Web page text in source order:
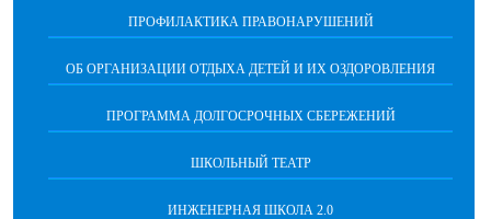
ПРОФИЛАКТИКА ПРАВОНАРУШЕНИЙ
ОБ ОРГАНИЗАЦИИ ОТДЫХА ДЕТЕЙ И ИХ ОЗДОРОВЛЕНИЯ
ПРОГРАММА ДОЛГОСРОЧНЫХ СБЕРЕЖЕНИЙ
ШКОЛЬНЫЙ ТЕАТР
ИНЖЕНЕРНАЯ ШКОЛА 2.0